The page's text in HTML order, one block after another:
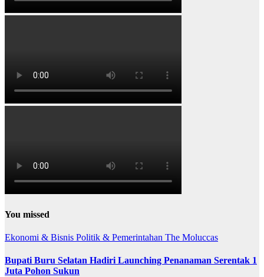
You missed
Ekonomi & Bisnis Politik & Pemerintahan The Moluccas
Bupati Buru Selatan Hadiri Launching Penanaman Serentak 1
Juta Pohon Sukun